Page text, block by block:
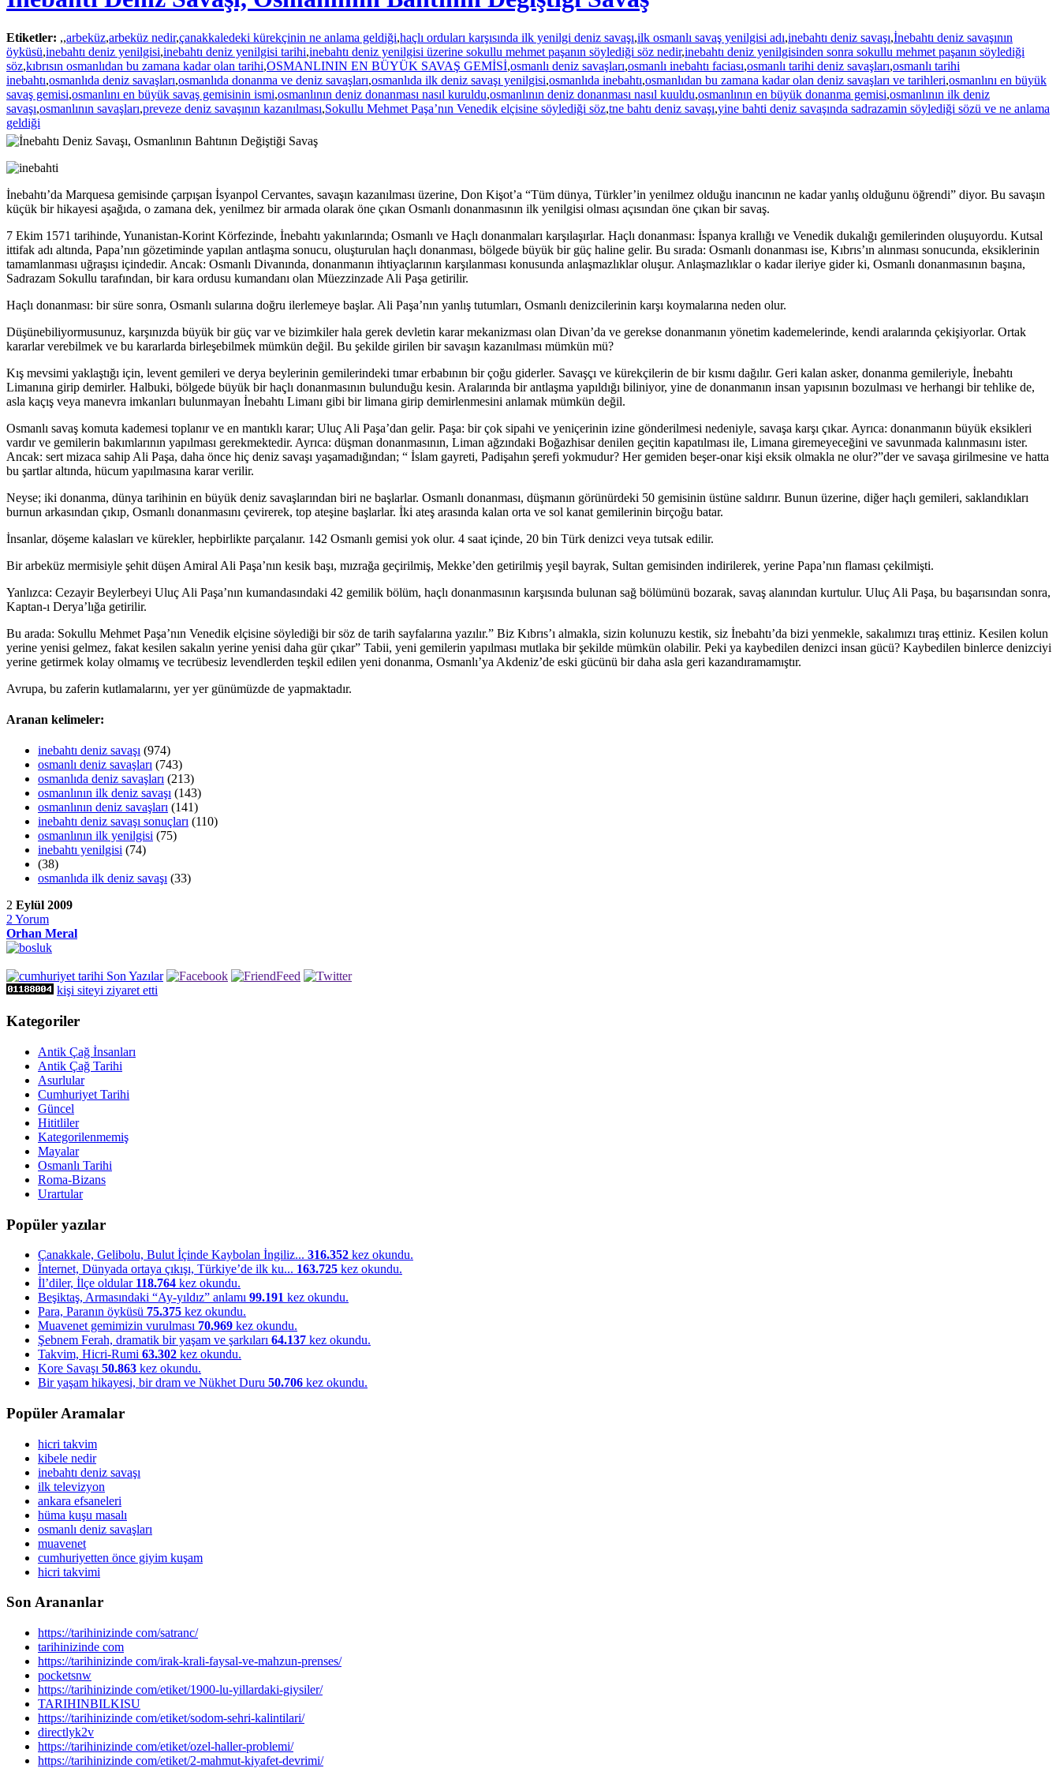
Etiketler: ,,arbeküz,arbeküz nedir,çanakkaledeki kürekçinin ne anlama geldiği,haçlı orduları karşısında ilk yenilgi deniz savaşı,ilk osmanlı savaş yenilgisi adı,inebahtı deniz savaşı,İnebahtı deniz savaşının
öyküsü,inebahtı deniz yenilgisi,inebahtı deniz yenilgisi tarihi,inebahtı deniz yenilgisi üzerine sokullu mehmet paşanın söylediği söz nedir,inebahtı deniz yenilgisinden sonra sokullu mehmet paşanın söylediği
söz,kıbrısın osmanlıdan bu zamana kadar olan tarihi,OSMANLININ EN BÜYÜK SAVAŞ GEMİSİ,osmanlı deniz savaşları,osmanlı inebahtı faciası,osmanlı tarihi deniz savaşları,osmanlı tarihi
inebahtı,osmanlıda deniz savaşları,osmanlıda donanma ve deniz savaşları,osmanlıda ilk deniz savaşı yenilgisi,osmanlıda inebahtı,osmanlıdan bu zamana kadar olan deniz savaşları ve tarihleri,osmanlını en büyük
savaş gemisi,osmanlını en büyük savaş gemisinin ismi,osmanlının deniz donanması nasıl kuruldu,osmanlının deniz donanması nasıl kuuldu,osmanlının en büyük donanma gemisi,osmanlının ilk deniz
savaşı,osmanlının savaşları,preveze deniz savaşının kazanılması,Sokullu Mehmet Paşa’nın Venedik elçisine söylediği söz,tne bahtı deniz savaşı,yine bahti deniz savaşında sadrazamin söylediği sözü ve ne anlama
geldiği
İnebahtı’da Marquesa gemisinde çarpışan İsyanpol Cervantes, savaşın kazanılması üzerine, Don Kişot’a “Tüm dünya, Türkler’in yenilmez olduğu inancının ne kadar yanlış olduğunu öğrendi” diyor. Bu savaşın
küçük bir hikayesi aşağıda, o zamana dek, yenilmez bir armada olarak öne çıkan Osmanlı donanmasının ilk yenilgisi olması açısından öne çıkan bir savaş.
7 Ekim 1571 tarihinde, Yunanistan-Korint Körfezinde, İnebahtı yakınlarında; Osmanlı ve Haçlı donanmaları karşılaşırlar. Haçlı donanması: İspanya krallığı ve Venedik dukalığı gemilerinden oluşuyordu. Kutsal
ittifak adı altında, Papa’nın gözetiminde yapılan antlaşma sonucu, oluşturulan haçlı donanması, bölgede büyük bir güç haline gelir. Bu sırada: Osmanlı donanması ise, Kıbrıs’ın alınması sonucunda, eksiklerinin
tamamlanması uğraşısı içindedir. Ancak: Osmanlı Divanında, donanmanın ihtiyaçlarının karşılanması konusunda anlaşmazlıklar oluşur. Anlaşmazlıklar o kadar ileriye gider ki, Osmanlı donanmasının başına,
Sadrazam Sokullu tarafından, bir kara ordusu kumandanı olan Müezzinzade Ali Paşa getirilir.
Haçlı donanması: bir süre sonra, Osmanlı sularına doğru ilerlemeye başlar. Ali Paşa’nın yanlış tutumları, Osmanlı denizcilerinin karşı koymalarına neden olur.
Düşünebiliyormusunuz, karşınızda büyük bir güç var ve bizimkiler hala gerek devletin karar mekanizması olan Divan’da ve gerekse donanmanın yönetim kademelerinde, kendi aralarında çekişiyorlar. Ortak
kararlar verebilmek ve bu kararlarda birleşebilmek mümkün değil. Bu şekilde girilen bir savaşın kazanılması mümkün mü?
Kış mevsimi yaklaştığı için, levent gemileri ve derya beylerinin gemilerindeki tımar erbabının bir çoğu giderler. Savaşçı ve kürekçilerin de bir kısmı dağılır. Geri kalan asker, donanma gemileriyle, İnebahtı
Limanına girip demirler. Halbuki, bölgede büyük bir haçlı donanmasının bulunduğu kesin. Aralarında bir antlaşma yapıldığı biliniyor, yine de donanmanın insan yapısının bozulması ve herhangi bir tehlike de,
asla kaçış veya manevra imkanları bulunmayan İnebahtı Limanı gibi bir limana girip demirlenmesini anlamak mümkün değil.
Osmanlı savaş komuta kademesi toplanır ve en mantıklı karar; Uluç Ali Paşa’dan gelir. Paşa: bir çok sipahi ve yeniçerinin izine gönderilmesi nedeniyle, savaşa karşı çıkar. Ayrıca: donanmanın büyük eksikleri
vardır ve gemilerin bakımlarının yapılması gerekmektedir. Ayrıca: düşman donanmasının, Liman ağzındaki Boğazhisar denilen geçitin kapatılması ile, Limana giremeyeceğini ve savunmada kalınmasını ister.
Ancak: sert mizaca sahip Ali Paşa, daha önce hiç deniz savaşı yaşamadığından; “ İslam gayreti, Padişahın şerefi yokmudur? Her gemiden beşer-onar kişi eksik olmakla ne olur?”der ve savaşa girilmesine ve hatta
bu şartlar altında, hücum yapılmasına karar verilir.
Neyse; iki donanma, dünya tarihinin en büyük deniz savaşlarından biri ne başlarlar. Osmanlı donanması, düşmanın görünürdeki 50 gemisinin üstüne saldırır. Bunun üzerine, diğer haçlı gemileri, saklandıkları
burnun arkasından çıkıp, Osmanlı donanmasını çevirerek, top ateşine başlarlar. İki ateş arasında kalan orta ve sol kanat gemilerinin birçoğu batar.
İnsanlar, döşeme kalasları ve kürekler, hepbirlikte parçalanır. 142 Osmanlı gemisi yok olur. 4 saat içinde, 20 bin Türk denizci veya tutsak edilir.
Bir arbeküz mermisiyle şehit düşen Amiral Ali Paşa’nın kesik başı, mızrağa geçirilmiş, Mekke’den getirilmiş yeşil bayrak, Sultan gemisinden indirilerek, yerine Papa’nın flaması çekilmişti.
Yanlızca: Cezayir Beylerbeyi Uluç Ali Paşa’nın kumandasındaki 42 gemilik bölüm, haçlı donanmasının karşısında bulunan sağ bölümünü bozarak, savaş alanından kurtulur. Uluç Ali Paşa, bu başarısından sonra,
Kaptan-ı Derya’lığa getirilir.
Bu arada: Sokullu Mehmet Paşa’nın Venedik elçisine söylediği bir söz de tarih sayfalarına yazılır.” Biz Kıbrıs’ı almakla, sizin kolunuzu kestik, siz İnebahtı’da bizi yenmekle, sakalımızı tıraş ettiniz. Kesilen kolun
yerine yenisi gelmez, fakat kesilen sakalın yerine yenisi daha gür çıkar” Tabii, yeni gemilerin yapılması mutlaka bir şekilde mümkün olabilir. Peki ya kaybedilen denizci insan gücü? Kaybedilen binlerce denizciyi
yerine getirmek kolay olmamış ve tecrübesiz levendlerden teşkil edilen yeni donanma, Osmanlı’ya Akdeniz’de eski gücünü bir daha asla geri kazandıramamıştır.
Avrupa, bu zaferin kutlamalarını, yer yer günümüzde de yapmaktadır.
Aranan kelimeler:
inebahtı deniz savaşı (974)
osmanlı deniz savaşları (743)
osmanlıda deniz savaşları (213)
osmanlının ilk deniz savaşı (143)
osmanlının deniz savaşları (141)
inebahtı deniz savaşı sonuçları (110)
osmanlının ilk yenilgisi (75)
inebahtı yenilgisi (74)
(38)
osmanlıda ilk deniz savaşı (33)
2 Eylül 2009
2Yorum
Orhan Meral
kişi siteyi ziyaret etti
Kategoriler
Antik Çağ İnsanları
Antik Çağ Tarihi
Asurlular
Cumhuriyet Tarihi
Güncel
Hititliler
Kategorilenmemiş
Mayalar
Osmanlı Tarihi
Roma-Bizans
Urartular
Popüler yazılar
Çanakkale, Gelibolu, Bulut İçinde Kaybolan İngiliz... 316.352 kez okundu.
İnternet, Dünyada ortaya çıkışı, Türkiye’de ilk ku... 163.725 kez okundu.
İl’diler, İlçe oldular 118.764 kez okundu.
Beşiktaş, Armasındaki “Ay-yıldız” anlamı 99.191 kez okundu.
Para, Paranın öyküsü 75.375 kez okundu.
Muavenet gemimizin vurulması 70.969 kez okundu.
Şebnem Ferah, dramatik bir yaşam ve şarkıları 64.137 kez okundu.
Takvim, Hicri-Rumi 63.302 kez okundu.
Kore Savaşı 50.863 kez okundu.
Bir yaşam hikayesi, bir dram ve Nükhet Duru 50.706 kez okundu.
Popüler Aramalar
hicri takvim
kibele nedir
inebahtı deniz savaşı
ilk televizyon
ankara efsaneleri
hüma kuşu masalı
osmanlı deniz savaşları
muavenet
cumhuriyetten önce giyim kuşam
hicri takvimi
Son Arananlar
https://tarihinizinde com/satranc/
tarihinizinde com
https://tarihinizinde com/irak-krali-faysal-ve-mahzun-prenses/
pocketsnw
https://tarihinizinde com/etiket/1900-lu-yillardaki-giysiler/
TARIHINBILKISU
https://tarihinizinde com/etiket/sodom-sehri-kalintilari/
directlyk2v
https://tarihinizinde com/etiket/ozel-haller-problemi/
https://tarihinizinde com/etiket/2-mahmut-kiyafet-devrimi/